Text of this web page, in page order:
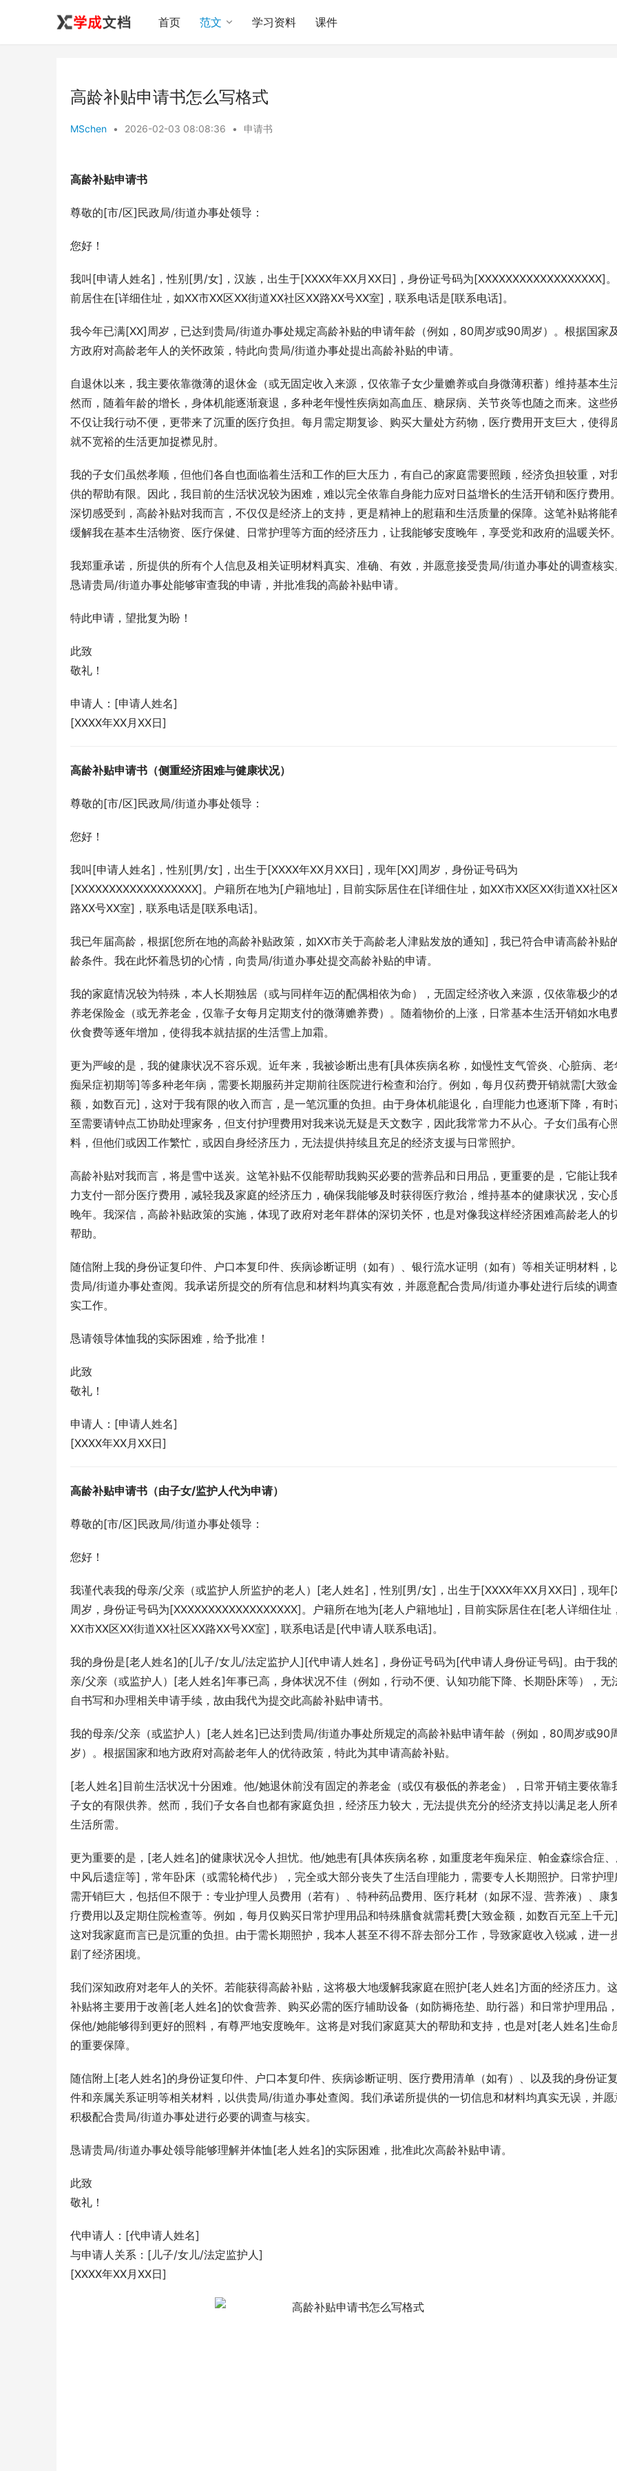
首页 范文 学习资料 课件
高龄补贴申请书怎么写格式
MSchen • 2026-02-03 08:08:36 • 申请书
高龄补贴申请书
尊敬的[市/区]民政局/街道办事处领导：
您好！
我叫[申请人姓名]，性别[男/女]，汉族，出生于[XXXX年XX月XX日]，身份证号码为[XXXXXXXXXXXXXXXXXX]
前居住在[详细住址，如XX市XX区XX街道XX社区XX路XX号XX室]，联系电话是[联系电话]。
我今年已满[XX]周岁，已达到贵局/街道办事处规定高龄补贴的申请年龄（例如，80周岁或90周岁）。根据国家
方政府对高龄老年人的关怀政策，特此向贵局/街道办事处提出高龄补贴的申请。
自退休以来，我主要依靠微薄的退休金（或无固定收入来源，仅依靠子女少量赡养或自身微薄积蓄）维持基本生
然而，随着年龄的增长，身体机能逐渐衰退，多种老年慢性疾病如高血压、糖尿病、关节炎等也随之而来。这些
不仅让我行动不便，更带来了沉重的医疗负担。每月需定期复诊、购买大量处方药物，医疗费用开支巨大，使得
就不宽裕的生活更加捉襟见肘。
我的子女们虽然孝顺，但他们各自也面临着生活和工作的巨大压力，有自己的家庭需要照顾，经济负担较重，对
供的帮助有限。因此，我目前的生活状况较为困难，难以完全依靠自身能力应对日益增长的生活开销和医疗费用
深切感受到，高龄补贴对我而言，不仅仅是经济上的支持，更是精神上的慰藉和生活质量的保障。这笔补贴将能
缓解我在基本生活物资、医疗保健、日常护理等方面的经济压力，让我能够安度晚年，享受党和政府的温暖关怀
我郑重承诺，所提供的所有个人信息及相关证明材料真实、准确、有效，并愿意接受贵局/街道办事处的调查核实
恳请贵局/街道办事处能够审查我的申请，并批准我的高龄补贴申请。
特此申请，望批复为盼！
此致
敬礼！
申请人：[申请人姓名]
[XXXX年XX月XX日]
高龄补贴申请书（侧重经济困难与健康状况）
尊敬的[市/区]民政局/街道办事处领导：
您好！
我叫[申请人姓名]，性别[男/女]，出生于[XXXX年XX月XX日]，现年[XX]周岁，身份证号码为
[XXXXXXXXXXXXXXXXXX]。户籍所在地为[户籍地址]，目前实际居住在[详细住址，如XX市XX区XX街道XX社区
路XX号XX室]，联系电话是[联系电话]。
我已年届高龄，根据[您所在地的高龄补贴政策，如XX市关于高龄老人津贴发放的通知]，我已符合申请高龄补贴
龄条件。我在此怀着恳切的心情，向贵局/街道办事处提交高龄补贴的申请。
我的家庭情况较为特殊，本人长期独居（或与同样年迈的配偶相依为命），无固定经济收入来源，仅依靠极少的
养老保险金（或无养老金，仅靠子女每月定期支付的微薄赡养费）。随着物价的上涨，日常基本生活开销如水电
伙食费等逐年增加，使得我本就拮据的生活雪上加霜。
更为严峻的是，我的健康状况不容乐观。近年来，我被诊断出患有[具体疾病名称，如慢性支气管炎、心脏病、老
痴呆症初期等]等多种老年病，需要长期服药并定期前往医院进行检查和治疗。例如，每月仅药费开销就需[大致
额，如数百元]，这对于我有限的收入而言，是一笔沉重的负担。由于身体机能退化，自理能力也逐渐下降，有时
至需要请钟点工协助处理家务，但支付护理费用对我来说无疑是天文数字，因此我常常力不从心。子女们虽有心
料，但他们或因工作繁忙，或因自身经济压力，无法提供持续且充足的经济支援与日常照护。
高龄补贴对我而言，将是雪中送炭。这笔补贴不仅能帮助我购买必要的营养品和日用品，更重要的是，它能让我
力支付一部分医疗费用，减轻我及家庭的经济压力，确保我能够及时获得医疗救治，维持基本的健康状况，安心
晚年。我深信，高龄补贴政策的实施，体现了政府对老年群体的深切关怀，也是对像我这样经济困难高龄老人的
帮助。
随信附上我的身份证复印件、户口本复印件、疾病诊断证明（如有）、银行流水证明（如有）等相关证明材料，
贵局/街道办事处查阅。我承诺所提交的所有信息和材料均真实有效，并愿意配合贵局/街道办事处进行后续的调
实工作。
恳请领导体恤我的实际困难，给予批准！
此致
敬礼！
申请人：[申请人姓名]
[XXXX年XX月XX日]
高龄补贴申请书（由子女/监护人代为申请）
尊敬的[市/区]民政局/街道办事处领导：
您好！
我谨代表我的母亲/父亲（或监护人所监护的老人）[老人姓名]，性别[男/女]，出生于[XXXX年XX月XX日]，现年
周岁，身份证号码为[XXXXXXXXXXXXXXXXXX]。户籍所在地为[老人户籍地址]，目前实际居住在[老人详细住址
XX市XX区XX街道XX社区XX路XX号XX室]，联系电话是[代申请人联系电话]。
我的身份是[老人姓名]的[儿子/女儿/法定监护人][代申请人姓名]，身份证号码为[代申请人身份证号码]。由于我
亲/父亲（或监护人）[老人姓名]年事已高，身体状况不佳（例如，行动不便、认知功能下降、长期卧床等），无
自书写和办理相关申请手续，故由我代为提交此高龄补贴申请书。
我的母亲/父亲（或监护人）[老人姓名]已达到贵局/街道办事处所规定的高龄补贴申请年龄（例如，80周岁或90
岁）。根据国家和地方政府对高龄老年人的优待政策，特此为其申请高龄补贴。
[老人姓名]目前生活状况十分困难。他/她退休前没有固定的养老金（或仅有极低的养老金），日常开销主要依靠
子女的有限供养。然而，我们子女各自也都有家庭负担，经济压力较大，无法提供充分的经济支持以满足老人所
生活所需。
更为重要的是，[老人姓名]的健康状况令人担忧。他/她患有[具体疾病名称，如重度老年痴呆症、帕金森综合症
中风后遗症等]，常年卧床（或需轮椅代步），完全或大部分丧失了生活自理能力，需要专人长期照护。日常护理
需开销巨大，包括但不限于：专业护理人员费用（若有）、特种药品费用、医疗耗材（如尿不湿、营养液）、康
疗费用以及定期住院检查等。例如，每月仅购买日常护理用品和特殊膳食就需耗费[大致金额，如数百元至上千
这对我家庭而言已是沉重的负担。由于需长期照护，我本人甚至不得不辞去部分工作，导致家庭收入锐减，进一
剧了经济困境。
我们深知政府对老年人的关怀。若能获得高龄补贴，这将极大地缓解我家庭在照护[老人姓名]方面的经济压力。
补贴将主要用于改善[老人姓名]的饮食营养、购买必需的医疗辅助设备（如防褥疮垫、助行器）和日常护理用品
保他/她能够得到更好的照料，有尊严地安度晚年。这将是对我们家庭莫大的帮助和支持，也是对[老人姓名]生命
的重要保障。
随信附上[老人姓名]的身份证复印件、户口本复印件、疾病诊断证明、医疗费用清单（如有）、以及我的身份证
件和亲属关系证明等相关材料，以供贵局/街道办事处查阅。我们承诺所提供的一切信息和材料均真实无误，并愿
积极配合贵局/街道办事处进行必要的调查与核实。
恳请贵局/街道办事处领导能够理解并体恤[老人姓名]的实际困难，批准此次高龄补贴申请。
此致
敬礼！
代申请人：[代申请人姓名]
与申请人关系：[儿子/女儿/法定监护人]
[XXXX年XX月XX日]